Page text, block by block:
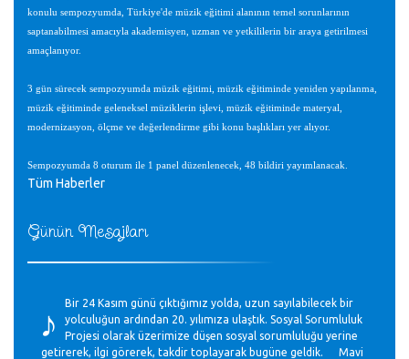
Günün Mesajları
♪
Bir 24 Kasım günü çıktığımız yolda, uzun sayılabilecek bir
yolculuğun ardından 20. yılımıza ulaştık. Sosyal Sorumluluk
Projesi olarak üzerimize düşen sosyal sorumluluğu yerine
getirerek, ilgi görerek, takdir toplayarak bugüne geldik. Mavi
konulu sempozyumda, Türkiye'de müzik eğitimi alanının temel sorunlarının
saptanabilmesi amacıyla akademisyen, uzman ve yetkililerin bir araya getirilmesi
amaçlanıyor.
3 gün sürecek sempozyumda müzik eğitimi, müzik eğitiminde yeniden yapılanma,
müzik eğitiminde geleneksel müziklerin işlevi, müzik eğitiminde materyal,
modernizasyon, ölçme ve değerlendirme gibi konu başlıkları yer alıyor.
Sempozyumda 8 oturum ile 1 panel düzenlenecek, 48 bildiri yayımlanacak.
Tüm Haberler